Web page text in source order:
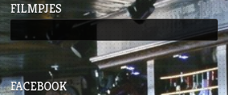
FILMPJES
FACEBOOK